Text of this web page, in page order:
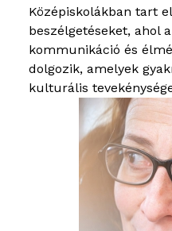
Középiskolákban tart
beszélgetéseket, ahol
kommunikáció és
dolgozik, amelyek
kulturális